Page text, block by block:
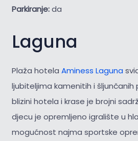
Parkiranje:da
Laguna
Plaža hotela Aminess Laguna
ljubiteljima kamenitih i šljunčanih
blizini hotela i krase je brojni
djecu je opremljeno igralište u
mogućnost najma sportske